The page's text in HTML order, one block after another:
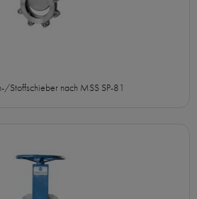
Stoffschieber nach MSS SP-81